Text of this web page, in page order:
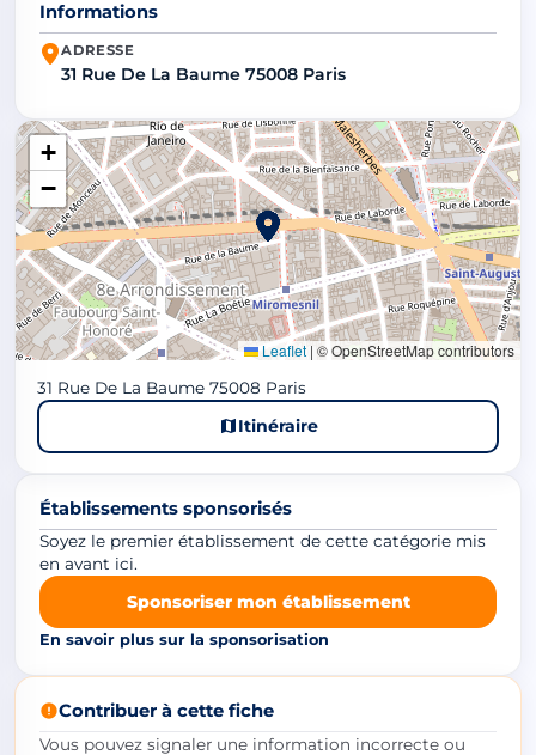
Informations
ADRESSE
31 Rue De La Baume 75008 Paris
+
−
Leaflet | © OpenStreetMap contributors
31 Rue De La Baume 75008 Paris
Itinéraire
Établissements sponsorisés
Soyez le premier établissement de cette catégorie mis
en avant ici.
Sponsoriser mon établissement
En savoir plus sur la sponsorisation
Contribuer à cette fiche
Vous pouvez signaler une information incorrecte ou